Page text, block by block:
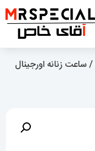
/ ساعت زنانه اورجینال